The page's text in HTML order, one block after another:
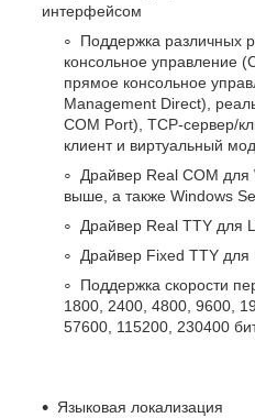
интерфейсом
Поддержка различных
консольное управление
прямое консольное
Management Direct),
COM Port), TCP-сервер/
клиент и виртуальный
Драйвер Real COM для
выше, а также Windows
Драйвер Real TTY для
Драйвер Fixed TTY для
Поддержка скорости
1800, 2400, 4800, 9600,
57600, 115200, 230400
Языковая локализация